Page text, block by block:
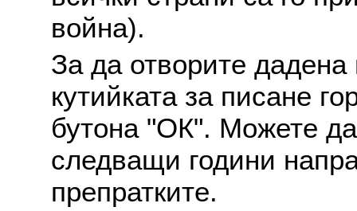
война).
За да отворите
кутийката за писане
бутона "ОК". Можете
следващи години
препратките.